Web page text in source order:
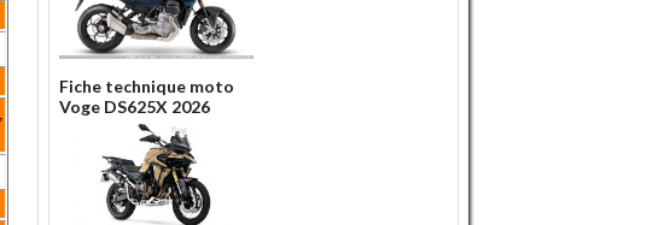
Fiche technique moto
Voge DS625X 2026